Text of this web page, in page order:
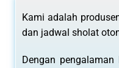
Kami adalah
dan jadwal sholat
Dengan